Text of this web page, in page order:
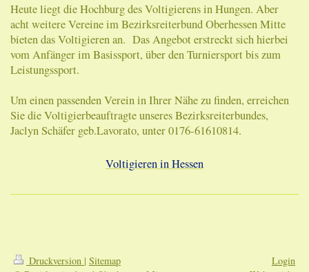
Heute liegt die Hochburg des Voltigierens in Hungen. Aber
acht weitere Vereine im Bezirksreiterbund Oberhessen Mitte
bieten das Voltigieren an. Das Angebot erstreckt sich hierbei
vom Anfänger im Basissport, über den Turniersport bis zum
Leistungssport.
Um einen passenden Verein in Ihrer Nähe zu finden, erreichen
Sie die Voltigierbeauftragte unseres Bezirksreiterbundes,
Jaclyn Schäfer geb.Lavorato, unter 0176-61610814.
Voltigieren in Hessen
Druckversion | Sitemap
Login